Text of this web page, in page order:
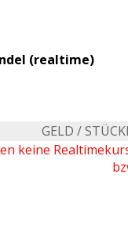
(realtime)
GELD /
keine